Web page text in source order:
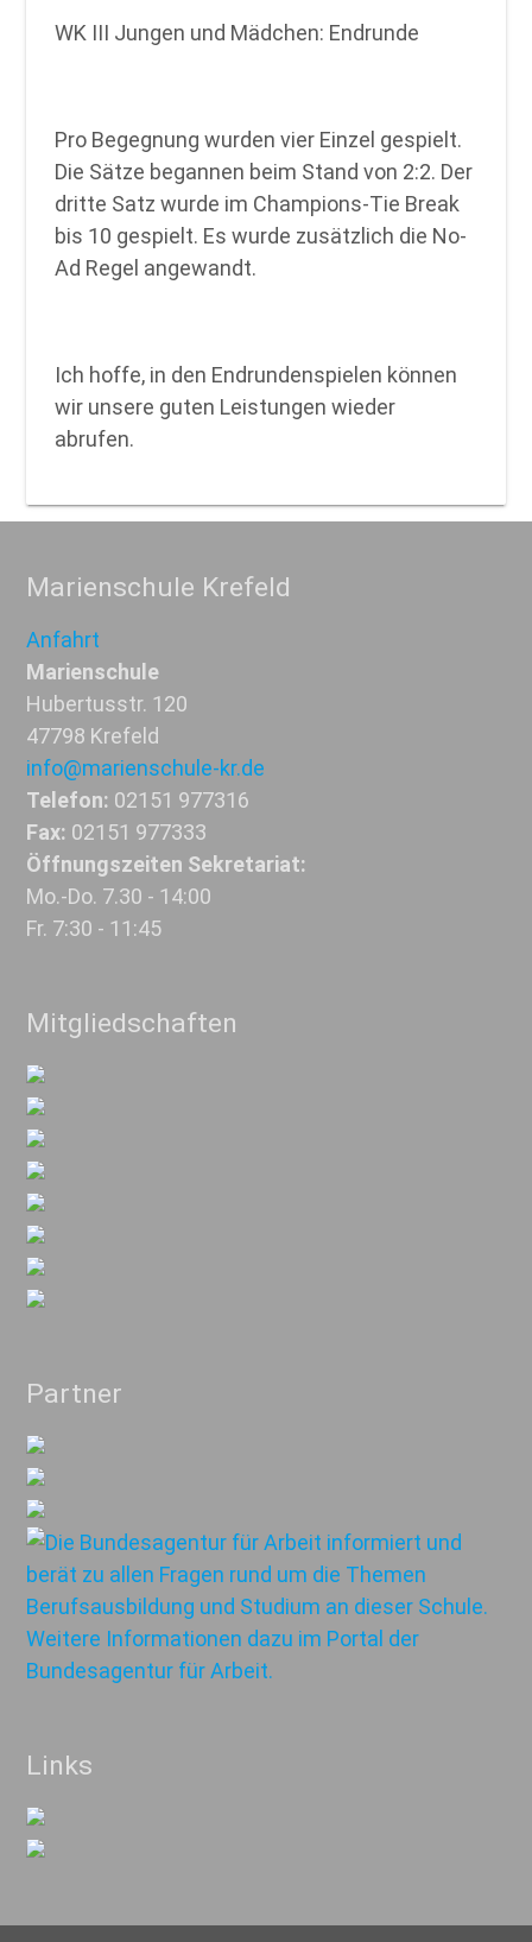
WK III Jungen und Mädchen: Endrunde
Pro Begegnung wurden vier Einzel gespielt.
Die Sätze begannen beim Stand von 2:2. Der
dritte Satz wurde im Champions-Tie Break
bis 10 gespielt. Es wurde zusätzlich die No-
Ad Regel angewandt.
Ich hoffe, in den Endrundenspielen können
wir unsere guten Leistungen wieder
abrufen.
Marienschule Krefeld
Anfahrt
Marienschule
Hubertusstr. 120
47798 Krefeld
info@marienschule-kr.de
Telefon: 02151 977316
Fax: 02151 977333
Öffnungszeiten Sekretariat:
Mo.-Do. 7.30 - 14:00
Fr. 7:30 - 11:45
Mitgliedschaften
Partner
Links